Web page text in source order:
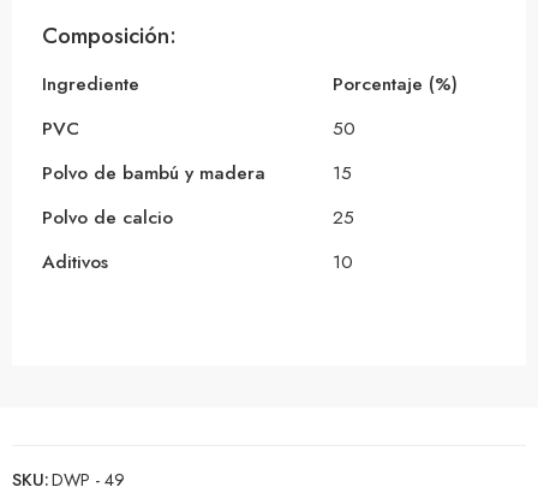
Composición:
Ingrediente
Porcentaje (%)
PVC
50
Polvo de bambú y madera
15
Polvo de calcio
25
Aditivos
10
SKU:DWP - 49